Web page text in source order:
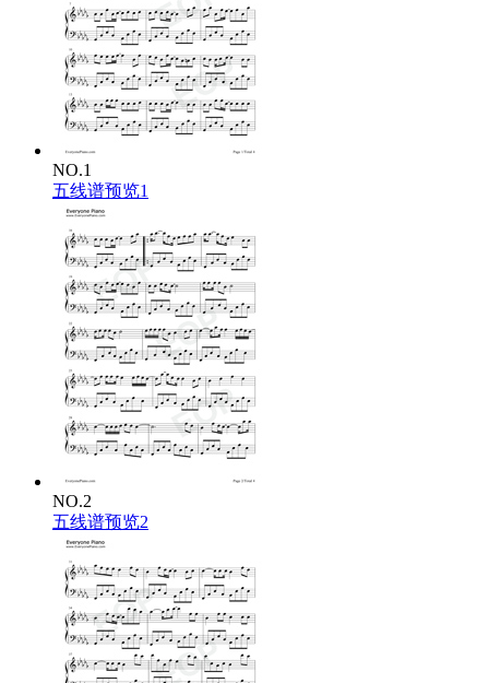
I’m pretending I’m not nervous
我假装自己没有慌张
Playing cool and moving slow
装作从容慢慢靠近你身旁
But my heartbeat gets a little
可我的心跳还是一点点
Little louder when you’re close
在你靠近时变得更响
You say, “Baby, what you thinking?”
你问：“Baby 你在想什么呢？”
I say, “Nothing, pretty much”
我说：“没什么特别的
But the truth is I’m in trouble
可其实我早就有点失控了
From a smile and just one touch
只因为你的一个笑和一次轻轻触碰
Maybe it’s the way you move
也许是你靠近时的姿态
Maybe it’s the way you smile
也许是你笑起来的样子
Maybe I’ve been falling for you
也许我已经为你心动了
For a little while
不止一小会儿而已
I don’t wanna say too much
我不想说得太明白
I don’t wanna lose this rush
也不想弄丢这阵悸动
But my heart goes hush hush hush
可我的心忽然hush hush hush 安静下来
When you get close enough
只要你靠得再近一点
NO.1
五线谱预览1
NO.2
五线谱预览2